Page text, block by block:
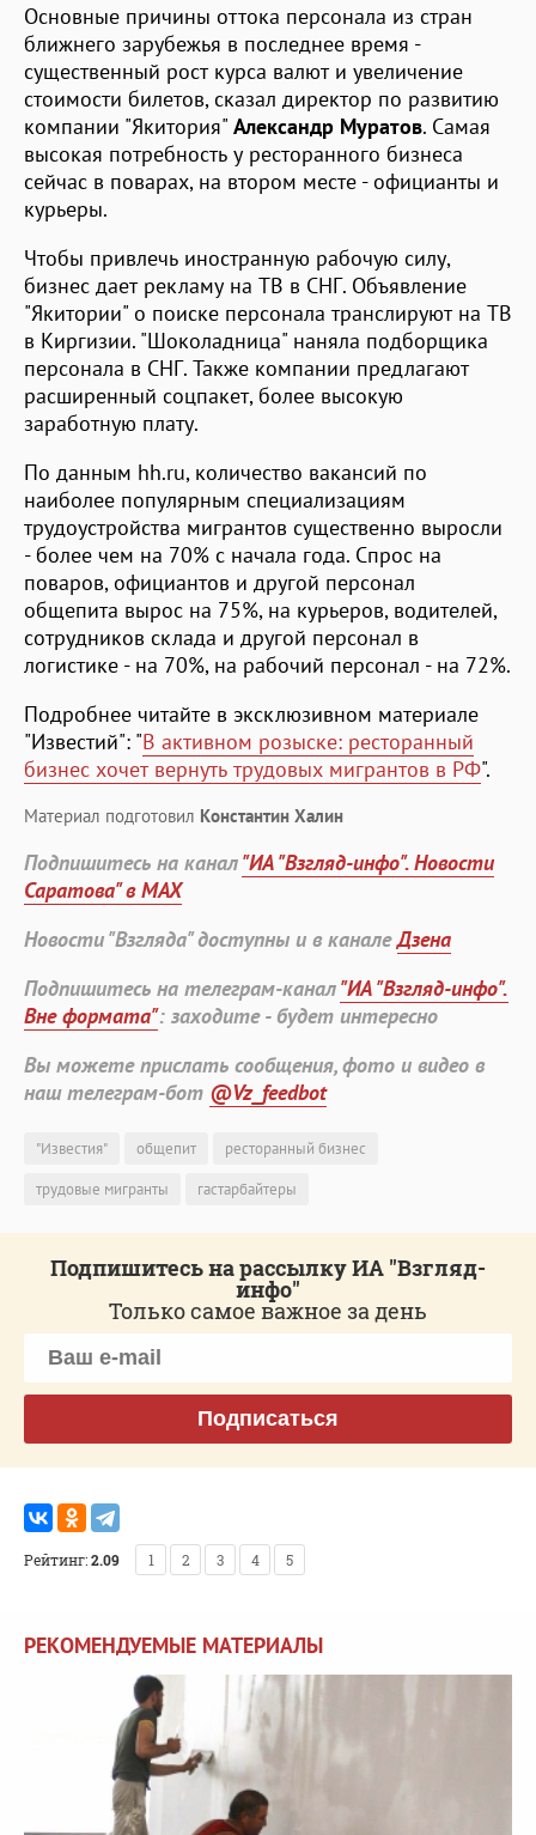
Основные причины оттока персонала из стран
ближнего зарубежья в последнее время -
существенный рост курса валют и увеличение
стоимости билетов, сказал директор по развитию
компании "Якитория" Александр Муратов. Самая
высокая потребность у ресторанного бизнеса
сейчас в поварах, на втором месте - официанты и
курьеры.
Чтобы привлечь иностранную рабочую силу,
бизнес дает рекламу на ТВ в СНГ. Объявление
"Якитории" о поиске персонала транслируют на ТВ
в Киргизии. "Шоколадница" наняла подборщика
персонала в СНГ. Также компании предлагают
расширенный соцпакет, более высокую
заработную плату.
По данным hh.ru, количество вакансий по
наиболее популярным специализациям
трудоустройства мигрантов существенно выросли
- более чем на 70% с начала года. Спрос на
поваров, официантов и другой персонал
общепита вырос на 75%, на курьеров, водителей,
сотрудников склада и другой персонал в
логистике - на 70%, на рабочий персонал - на 72%.
Подробнее читайте в эксклюзивном материале
"Известий": "В активном розыске: ресторанный
бизнес хочет вернуть трудовых мигрантов в РФ".
Материал подготовил Константин Халин
Подпишитесь на канал"ИА "Взгляд-инфо". Новости
Саратова" в MAX
Новости "Взгляда" доступны и в каналеДзена
Подпишитесь на телеграм-канал"ИА "Взгляд-инфо".
Вне формата": заходите - будет интересно
Вы можете прислать сообщения, фото и видео в
наш телеграм-бот @Vz_feedbot
"Известия" общепит
ресторанный бизнес
трудовые мигранты
гастарбайтеры
Подпишитесь на рассылку ИА "Взгляд-
инфо"
Только самое важное за день
Подписаться
Рейтинг:2.09 1 2 3 4 5
РЕКОМЕНДУЕМЫЕ МАТЕРИАЛЫ